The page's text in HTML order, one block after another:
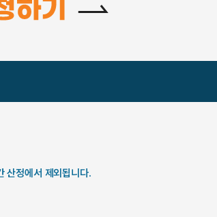
산정에서 제외됩니다.